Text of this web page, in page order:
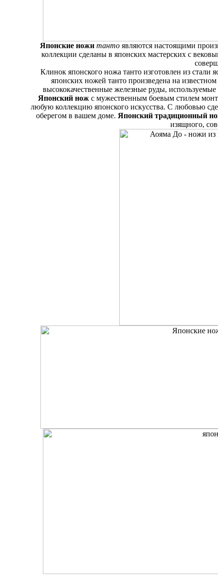
Японские ножи тантоявляются настоящими
коллекции сделаны в японских мастерских с
Клинок японского ножа танто изготовлен из стали
японских ножей танто произведена на
высококачественные железные руды,
Японский нож с мужественным боевым стилем
любую коллекцию японского искусства. С любовью
оберегом в вашем доме. Японский традиционный
изящного,